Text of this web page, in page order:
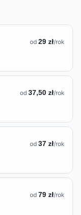
od 29 zł/rok
od 37,50 zł/rok
od 37 zł/rok
od 79 zł/rok